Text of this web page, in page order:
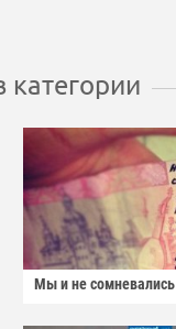
Мы и не сомневались